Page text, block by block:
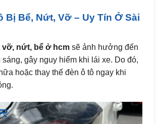
Bị Bể, Nứt, Vỡ – Uy Tín Ở Sài
vỡ, nứt, bể ở hcm sẽ ảnh hưởng đến
sáng, gây nguy hiểm khi lái xe. Do đó,
hoặc thay thế đèn ô tô ngay khi